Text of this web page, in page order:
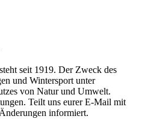
seit 1919. Der Zweck des
und Wintersport unter
von Natur und Umwelt.
Teilt uns eurer E-Mail mit
informiert.